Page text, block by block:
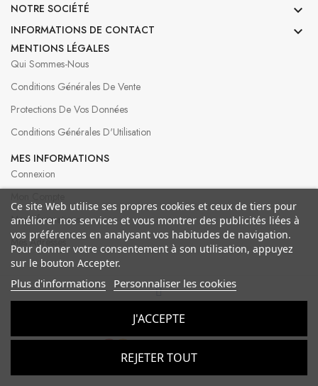
NOTRE SOCIÉTÉ 
INFORMATIONS DE CONTACT 
MENTIONS LÉGALES
Qui Sommes-Nous
Conditions Générales De Vente
Protections De Vos Données
Conditions Générales D'Utilisation
MES INFORMATIONS
Connexion
Mes Informations
Mes Adresses
Ce site Web utilise ses propres cookies et ceux de tiers pour
améliorer nos services et vous montrer des publicités liées à
vos préférences en analysant vos habitudes de navigation.
Pour donner votre consentement à son utilisation, appuyez
sur le bouton Accepter.
Plus d'informations Personnaliser les cookies
REJETER TOUT
J'ACCEPTE
© 2026 Bergeron Créations